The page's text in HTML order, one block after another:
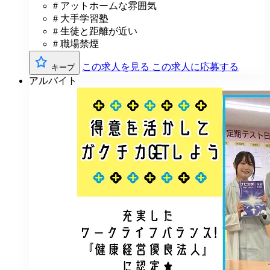
# アットホームな雰囲気
# 大手学習塾
# 生徒と距離が近い
# 職場禁煙
キープ この求人を見る この求人に応募する
アルバイト